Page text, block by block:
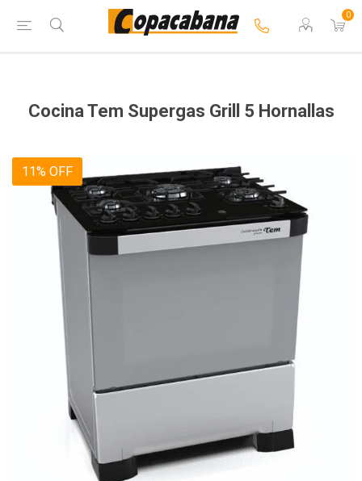
0
Cocina Tem Supergas Grill 5 Hornallas
11% OFF